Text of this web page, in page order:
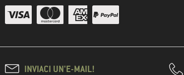
INVIACI UN'E-MAIL!